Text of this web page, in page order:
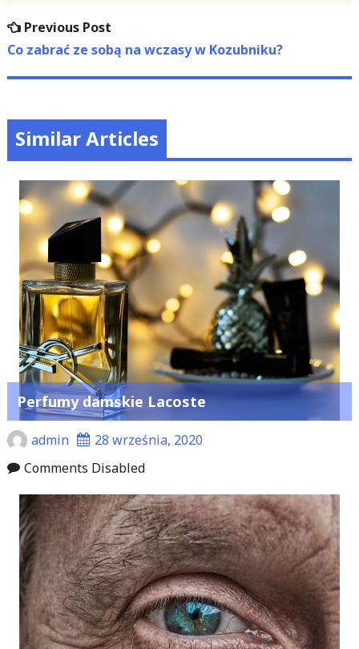
Nawigacja
wpisu
Previous PostPrevious
post:
Co zabrać ze sobą na wczasy w Kozubniku?
Similar Articles
Perfumy damskie Lacoste
admin
28 września, 2020
Comments Disabled